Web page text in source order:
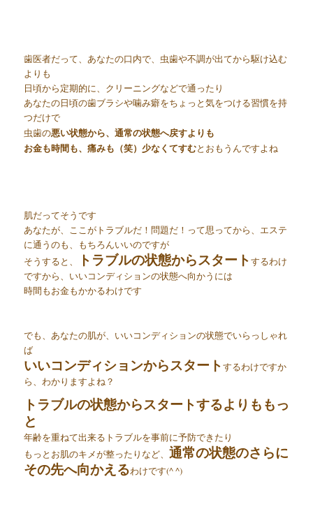
歯医者だって、あなたの口内で、虫歯や不調が出てから駆け込む
よりも
日頃から定期的に、クリーニングなどで通ったり
あなたの日頃の歯ブラシや噛み癖をちょっと気をつける習慣を持
つだけで
虫歯の悪い状態から、通常の状態へ戻すよりも
お金も時間も、痛みも（笑）少なくてすむとおもうんですよね
肌だってそうです
あなたが、ここがトラブルだ！問題だ！って思ってから、エステ
に通うのも、もちろんいいのですが
そうすると、
トラブルの状態からスタートするわけ
ですから、いいコンディションの状態へ向かうには
時間もお金もかかるわけです
でも、あなたの肌が、いいコンディションの状態でいらっしゃれ
ば
いいコンディションからスタートするわけですか
ら、わかりますよね？
トラブルの状態からスタートするよりももっ
と
年齢を重ねて出来るトラブルを事前に予防できたり
もっとお肌のキメが整ったりなど、 通常の状態のさらに
その先へ向かえるわけです(^ ^)